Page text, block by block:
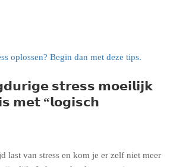
𝘀𝘁𝗿𝗲𝘀𝘀 𝗺𝗼𝗲𝗶𝗹𝗶𝗷𝗸
𝗺𝗲𝘁 “𝗹𝗼𝗴𝗶𝘀𝗰𝗵
last van stress en kom je er zelf niet meer